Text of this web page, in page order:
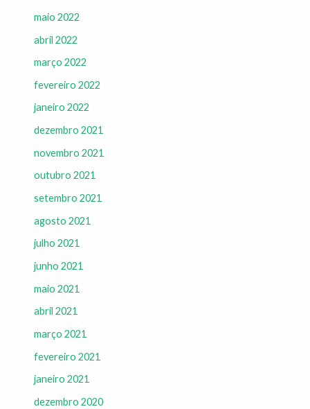
maio 2022
abril 2022
março 2022
fevereiro 2022
janeiro 2022
dezembro 2021
novembro 2021
outubro 2021
setembro 2021
agosto 2021
julho 2021
junho 2021
maio 2021
abril 2021
março 2021
fevereiro 2021
janeiro 2021
dezembro 2020